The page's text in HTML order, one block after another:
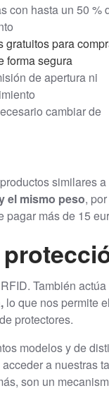
con hasta un 50 %
gratuitos para
forma segura
de apertura ni
cambiar de
similares
el mismo peso,
pagar más de 15
También
lo que nos permite
protectores.
modelos y de
a nuestras
son un